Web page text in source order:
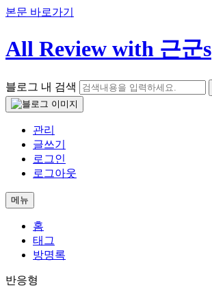
본문 바로가기
All Review with 근군s
블로그 내 검색
관리
글쓰기
로그인
로그아웃
메뉴
홈
태그
방명록
반응형